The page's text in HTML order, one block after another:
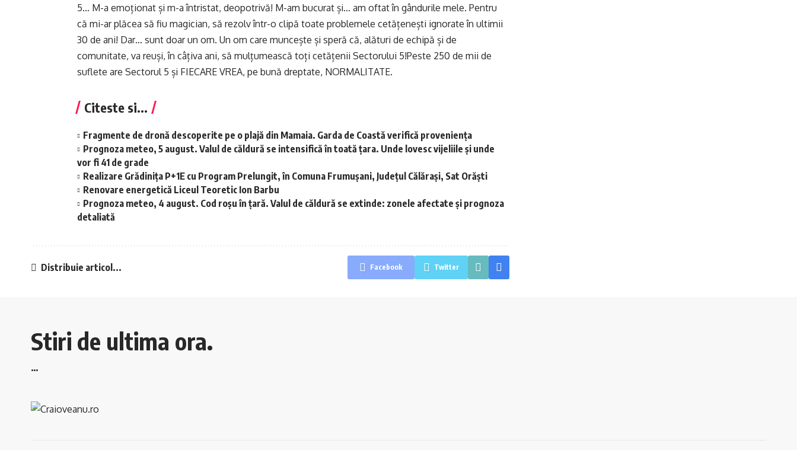
5… M-a emoționat și m-a întristat, deopotrivă! M-am bucurat și… am oftat în gândurile mele. Pentru
că mi-ar plăcea să fiu magician, să rezolv într-o clipă toate problemele cetățenești ignorate în ultimii
30 de ani! Dar… sunt doar un om. Un om care muncește și speră că, alături de echipă și de
comunitate, va reuși, în câțiva ani, să mulțumească toți cetățenii Sectorului 5!Peste 250 de mii de
suflete are Sectorul 5 și FIECARE VREA, pe bună dreptate, NORMALITATE.
Citeste si...
Fragmente de dronă descoperite pe o plajă din Mamaia. Garda de Coastă verifică proveniența
Prognoza meteo, 5 august. Valul de căldură se intensifică în toată țara. Unde lovesc vijeliile și unde
vor fi 41 de grade
Realizare Grădinița P+1E cu Program Prelungit, în Comuna Frumușani, Județul Călărași, Sat Orăști
Renovare energetică Liceul Teoretic Ion Barbu
Prognoza meteo, 4 august. Cod roșu în țară. Valul de căldură se extinde: zonele afectate și prognoza
detaliată
Distribuie articol... Facebook Twitter
Stiri de ultima ora.
…